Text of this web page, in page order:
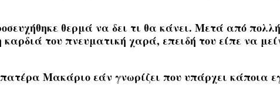
θερμά να δει τι θα κάνει. Μετά από
του πνευματική χαρά, επειδή του είπε να
Μακάριο εάν γνωρίζει που υπάρχει κάποια